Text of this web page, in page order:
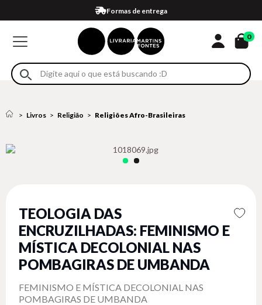
Formas de entrega
Compra 100% segura
Em até 4x sem juros no cartão*
Retire na loja
Eventos
0
Livros Religião Religiões Afro-Brasileiras
TEOLOGIA DAS
ENCRUZILHADAS: FEMINISMO E
MÍSTICA DECOLONIAL NAS
POMBAGIRAS DE UMBANDA
FEMINISMO E MÍSTICA DECOLONIAL NAS
POMBAGIRAS DE UMBANDA